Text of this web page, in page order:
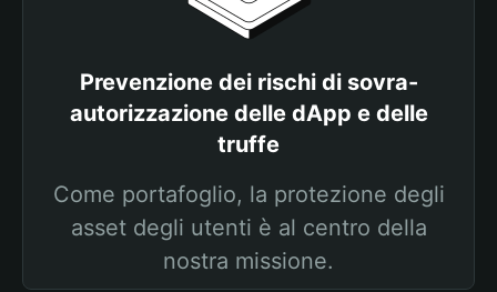
Prevenzione dei rischi di sovra-
autorizzazione delle dApp e delle
truffe
Come portafoglio, la protezione degli
asset degli utenti è al centro della
nostra missione.